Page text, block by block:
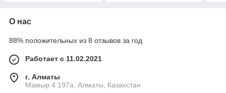
О нас
88% положительных из 8 отзывов за год
Работает с 11.02.2021
г. Алматы
Мамыр 4 197а, Алматы, Казахстан